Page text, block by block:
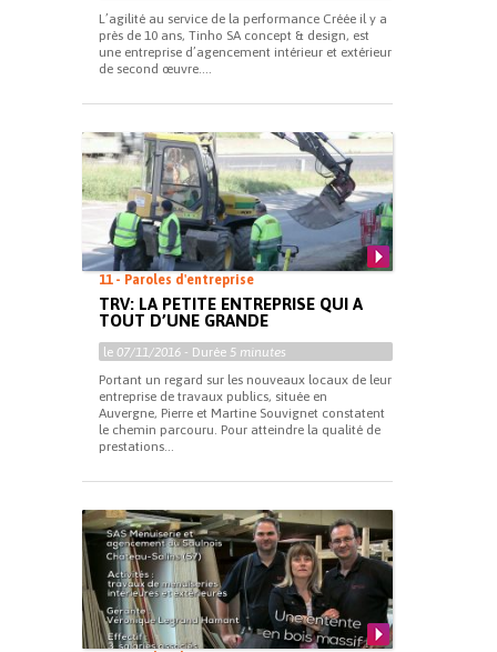
L’agilité au service de la performance Créée il y a
près de 10 ans, Tinho SA concept & design, est
une entreprise d’agencement intérieur et extérieur
de second œuvre....
11 - Paroles d'entreprise
TRV: LA PETITE ENTREPRISE QUI A
TOUT D’UNE GRANDE
le 07/11/2016 - Durée 5 minutes
Portant un regard sur les nouveaux locaux de leur
entreprise de travaux publics, située en
Auvergne, Pierre et Martine Souvignet constatent
le chemin parcouru. Pour atteindre la qualité de
prestations...